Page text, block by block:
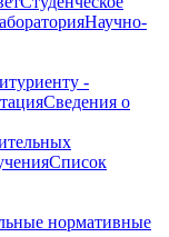
Научно-
-
Сведения о
Cписок
нормативные